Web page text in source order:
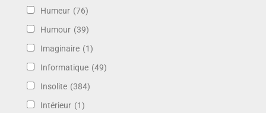
Humeur (76)
Humour (39)
Imaginaire (1)
Informatique (49)
Insolite (384)
Intérieur (1)